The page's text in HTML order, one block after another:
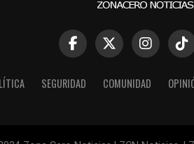
SEGURIDAD COMUNIDAD